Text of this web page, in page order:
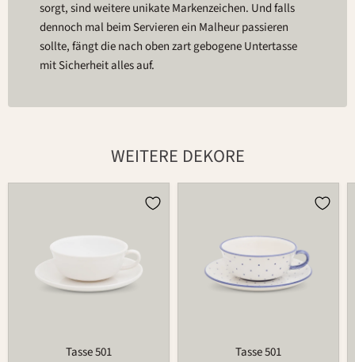
sorgt, sind weitere unikate Markenzeichen. Und falls
dennoch mal beim Servieren ein Malheur passieren
sollte, fängt die nach oben zart gebogene Untertasse
mit Sicherheit alles auf.
WEITERE DEKORE
Tasse 501
Tasse 501